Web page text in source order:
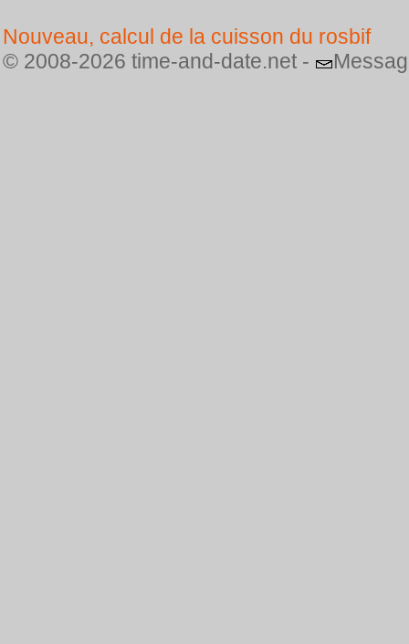
Nouveau, calcul de la cuisson du rosbif
© 2008-2026 time-and-date.net -